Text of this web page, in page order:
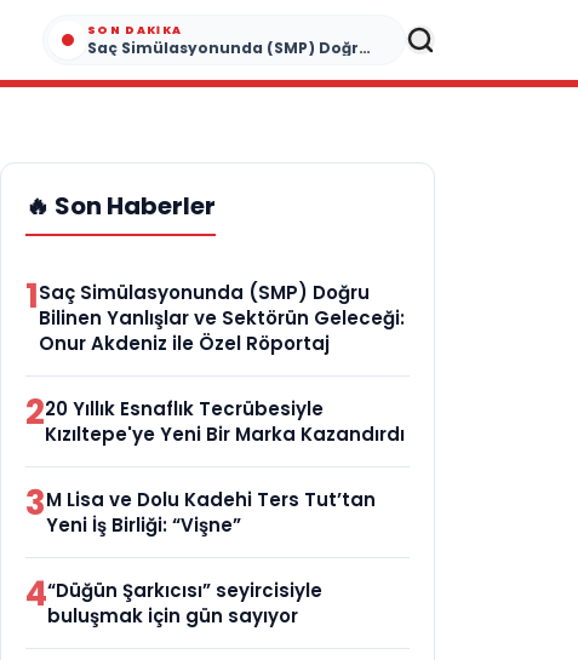
SON DAKIKA
Saç Simülasyonunda (SMP) Doğru Bilinen Yanlışlar ve Sektörün Geleceği: Onur Akdeniz ile Özel Röportaj
🔥 Son Haberler
1Saç Simülasyonunda (SMP) Doğru
Bilinen Yanlışlar ve Sektörün Geleceği:
Onur Akdeniz ile Özel Röportaj
220 Yıllık Esnaflık Tecrübesiyle
Kızıltepe'ye Yeni Bir Marka Kazandırdı
3M Lisa ve Dolu Kadehi Ters Tut’tan
Yeni İş Birliği: “Vişne”
4“Düğün Şarkıcısı” seyircisiyle
buluşmak için gün sayıyor